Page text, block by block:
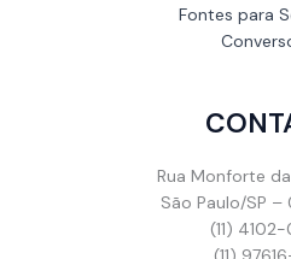
Fontes para
Rua Monforte
São Paulo/SP
(11)